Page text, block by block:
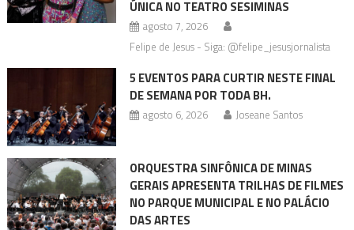
ÚNICA NO TEATRO SESIMINAS
agosto 7, 2026
Felipe de Jesus - Siga: @felipe_jesusjornalista
5 EVENTOS PARA CURTIR NESTE FINAL
DE SEMANA POR TODA BH.
agosto 6, 2026 Joseane Santos
ORQUESTRA SINFÔNICA DE MINAS
GERAIS APRESENTA TRILHAS DE FILMES
NO PARQUE MUNICIPAL E NO PALÁCIO
DAS ARTES